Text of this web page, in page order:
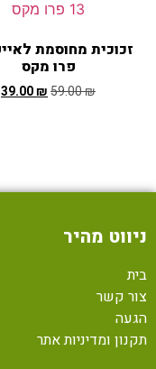
פרו מקס
59.00₪
39.00₪
ניווט מהיר
בית
צור קשר
הגעה
תקנון ומדיניות אתר